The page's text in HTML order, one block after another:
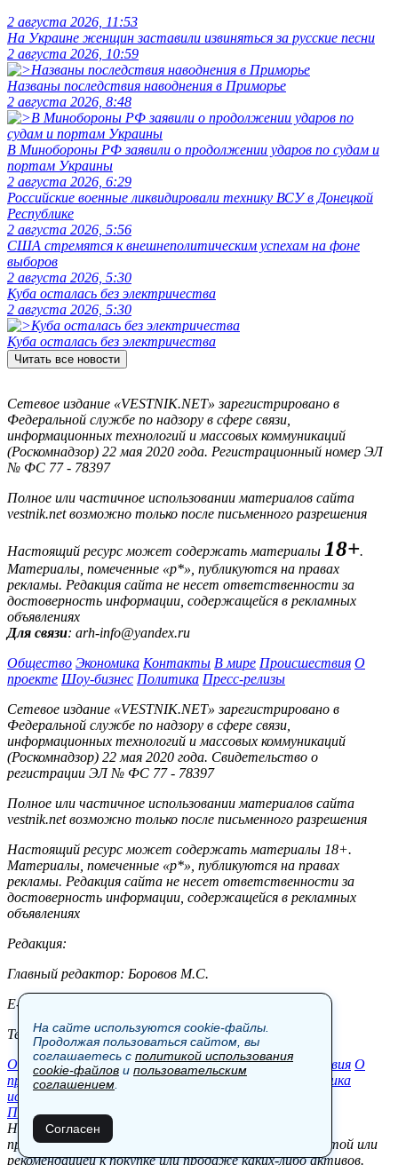
2 августа 2026, 11:53
На Украине женщин заставили извиняться за русские песни
2 августа 2026, 10:59
Названы последствия наводнения в Приморье
2 августа 2026, 8:48
В Минобороны РФ заявили о продолжении ударов по судам и
портам Украины
2 августа 2026, 6:29
Российские военные ликвидировали технику ВСУ в Донецкой
Республике
2 августа 2026, 5:56
США стремятся к внешнеполитическим успехам на фоне
выборов
2 августа 2026, 5:30
Куба осталась без электричества
2 августа 2026, 5:30
Куба осталась без электричества
Читать все новости
Сетевое издание «VESTNIK.NET» зарегистрировано в
Федеральной службе по надзору в сфере связи,
информационных технологий и массовых коммуникаций
(Роскомнадзор) 22 мая 2020 года. Регистрационный номер ЭЛ
№ ФС 77 - 78397
Полное или частичное использовании материалов сайта
vestnik.net возможно только после письменного разрешения
Настоящий ресурс может содержать материалы 18+.
Материалы, помеченные «р*», публикуются на правах
рекламы. Редакция сайта не несет ответственности за
достоверность информации, содержащейся в рекламных
объявлениях
Для связи: arh-info@yandex.ru
Общество Экономика Контакты В мире Происшествия О
проекте Шоу-бизнес Политика Пресс-релизы
Сетевое издание «VESTNIK.NET» зарегистрировано в
Федеральной службе по надзору в сфере связи,
информационных технологий и массовых коммуникаций
(Роскомнадзор) 22 мая 2020 года. Свидетельство о
регистрации ЭЛ № ФС 77 - 78397
Полное или частичное использовании материалов сайта
vestnik.net возможно только после письменного разрешения
Настоящий ресурс может содержать материалы 18+.
Материалы, помеченные «р*», публикуются на правах
рекламы. Редакция сайта не несет ответственности за
достоверность информации, содержащейся в рекламных
объявлениях
Редакция:
Главный редактор: Боровов М.С.
E-mail: site@vestnik.net, reb.msk@yandex.ru
Тел.: +7 (921) 720-00-97
Общество Экономика Контакты В мире Происшествия О
проекте Шоу-бизнес Политика Пресс-релизы
Политика
использования cookie-файлов
Пользовательское соглашение
Новости, аналитика, прогнозы и другие материалы,
представленные на данном сайте, не являются офертой или
рекомендацией к покупке или продаже каких-либо активов.
На сайте используются cookie-файлы.
Продолжая пользоваться сайтом, вы
соглашаетесь с политикой использования
cookie-файлов и пользовательским
соглашением
Согласен